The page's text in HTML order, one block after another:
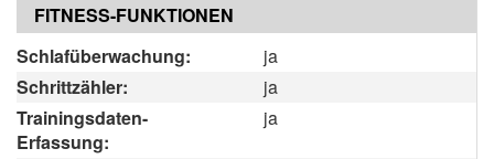
FITNESS-FUNKTIONEN
Schlafüberwachung:
ja
Schrittzähler:
ja
Trainingsdaten-
Erfassung:
ja